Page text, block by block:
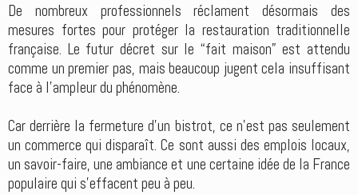
De nombreux professionnels réclament désormais des
mesures fortes pour protéger la restauration traditionnelle
française. Le futur décret sur le “fait maison” est attendu
comme un premier pas, mais beaucoup jugent cela insuffisant
face à l’ampleur du phénomène.
Car derrière la fermeture d’un bistrot, ce n’est pas seulement
un commerce qui disparaît. Ce sont aussi des emplois locaux,
un savoir-faire, une ambiance et une certaine idée de la France
populaire qui s’effacent peu à peu.